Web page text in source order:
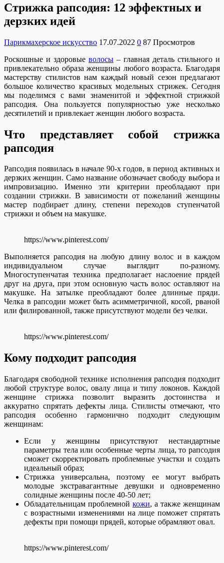
Стрижка рапсодия: 12 эффектных и
дерзких идей
Парикмахерское искусство 17.07.2022 0 87 Просмотров
Роскошные и здоровые волосы – главная деталь стильного и
привлекательно образа женщины любого возраста. Благодаря
мастерству стилистов нам каждый новый сезон предлагают
большое количество красивых модельных стрижек. Сегодня
мы поделимся с вами знаменитой и эффектной стрижкой
рапсодия. Она пользуется популярностью уже несколько
десятилетий и привлекает женщин любого возраста.
Что представляет собой стрижка
рапсодия
Рапсодия появилась в начале 90-х годов, в период активных и
дерзких женщин. Само название обозначает свободу выбора и
импровизацию. Именно эти критерии преобладают при
создании стрижки. В зависимости от пожеланий женщины
мастер подбирает длину, степени переходов ступенчатой
стрижки и объем на макушке.
https://www.pinterest.com/
Выполняется рапсодия на любую длину волос и в каждом
индивидуальном случае выглядит по-разному.
Многоступенчатая техника предполагает наслоение прядей
друг на друга, при этом основную часть волос оставляют на
макушке. На затылке преобладают более длинные пряди.
Челка в рапсодии может быть асимметричной, косой, рваной
или филированной, также присутствуют модели без челки.
https://www.pinterest.com/
Кому подходит рапсодия
Благодаря свободной технике исполнения рапсодия подходит
любой структуре волос, овалу лица и типу локонов. Каждой
женщине стрижка позволит выразить достоинства и
аккуратно спрятать дефекты лица. Стилисты отмечают, что
рапсодия особенно гармонично подходит следующим
женщинам:
Если у женщины присутствуют нестандартные
параметры тела или особенные черты лица, то рапсодия
сможет скорректировать проблемные участки и создать
идеальный образ;
Стрижка универсальна, поэтому ее могут выбрать
молодые экстравагантные девушки и одновременно
солидные женщины после 40-50 лет;
Обладательницам проблемной кожи, а также женщинам
с возрастными изменениями на лице поможет спрятать
дефекты при помощи прядей, которые обрамляют овал.
https://www.pinterest.com/